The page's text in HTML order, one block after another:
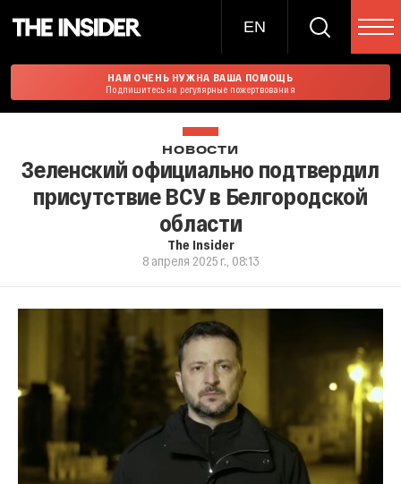
EN
НАМ ОЧЕНЬ НУЖНА ВАША ПОМОЩЬ
Подпишитесь на регулярные пожертвования
НОВОСТИ
Зеленский официально подтвердил
присутствие ВСУ в Белгородской
области
The Insider
8 апреля 2025 г., 08:13